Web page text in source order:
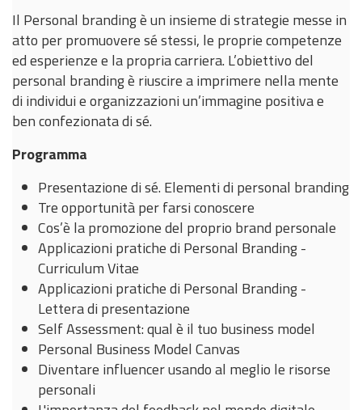
Il Personal branding è un insieme di strategie messe in
atto per promuovere sé stessi, le proprie competenze
ed esperienze e la propria carriera. L’obiettivo del
personal branding è riuscire a imprimere nella mente
di individui e organizzazioni un’immagine positiva e
ben confezionata di sé.
Programma
Presentazione di sé. Elementi di personal branding
Tre opportunità per farsi conoscere
Cos’è la promozione del proprio brand personale
Applicazioni pratiche di Personal Branding -
Curriculum Vitae
Applicazioni pratiche di Personal Branding -
Lettera di presentazione
Self Assessment: qual è il tuo business model
Personal Business Model Canvas
Diventare influencer usando al meglio le risorse
personali